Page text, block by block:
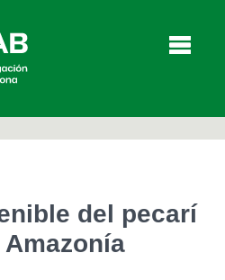
del pecarí